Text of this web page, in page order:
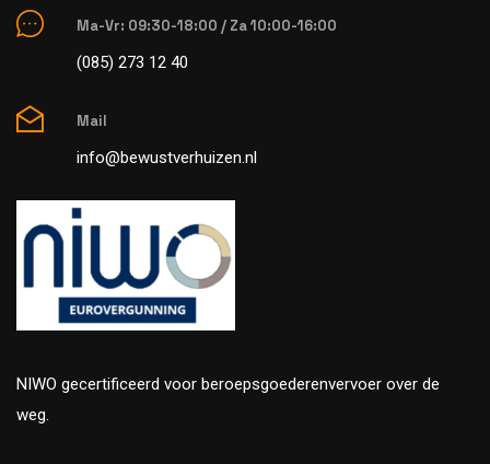
Ma-Vr: 09:30-18:00 / Za 10:00-16:00
(085) 273 12 40
Mail
info@bewustverhuizen.nl
NIWO gecertificeerd voor beroepsgoederenvervoer over de
weg.